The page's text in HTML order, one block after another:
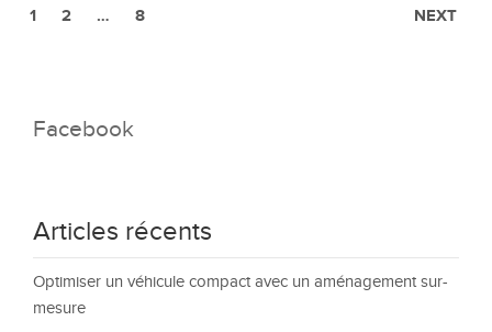
1 2 … 8 NEXT
Facebook
Articles récents
Optimiser un véhicule compact avec un aménagement sur-
mesure